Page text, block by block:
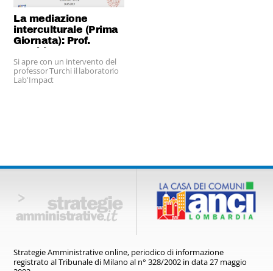
La mediazione
interculturale (Prima
Giornata): Prof.
Turchi
Si apre con un intervento del
professor Turchi il laboratorio
Lab'Impact
Strategie Amministrative online, periodico di informazione
registratoal Tribunale di Milano al n° 328/2002 in data 27 maggio